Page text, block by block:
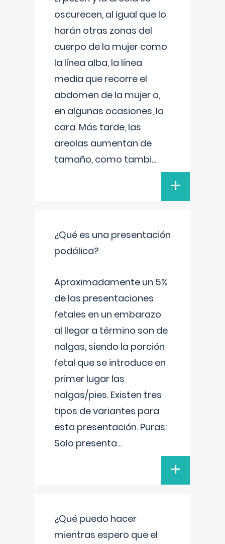
oscurecen, al igual que lo
harán otras zonas del
cuerpo de la mujer como
la línea alba, la línea
media que recorre el
abdomen de la mujer o,
en algunas ocasiones, la
cara. Más tarde, las
areolas aumentan de
tamaño, como tambi...
+
¿Qué es una presentación
podálica?
Aproximadamente un 5%
de las presentaciones
fetales en un embarazo
al llegar a término son de
nalgas, siendo la porción
fetal que se introduce en
primer lugar las
nalgas/pies. Existen tres
tipos de variantes para
esta presentación. Puras:
Solo presenta...
+
¿Qué puedo hacer
mientras espero que el